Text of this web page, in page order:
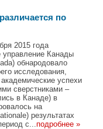
по
2015 года
управление Канады
обнародовало
исследования,
успехи
сверстниками –
в Канаде) в
на
результатax
с... подробнее »